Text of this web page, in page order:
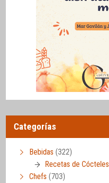
Categorías
Bebidas (322)
Recetas de Cócteles
Chefs (703)